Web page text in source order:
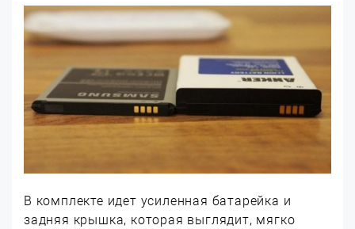
В комплекте идет усиленная батарейка и
задняя крышка, которая выглядит, мягко